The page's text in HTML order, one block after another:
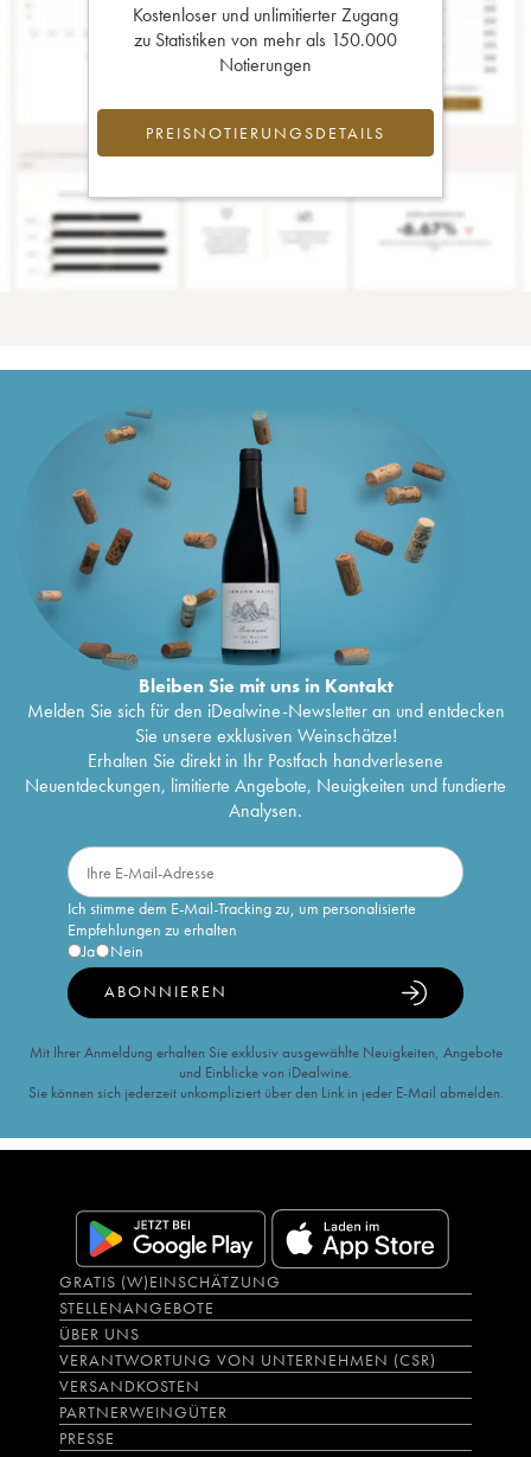
Kostenloser und unlimitierter Zugang
zu Statistiken von mehr als 150.000
Notierungen
PREISNOTIERUNGSDETAILS
Bleiben Sie mit uns in Kontakt
Melden Sie sich für den iDealwine-Newsletter an und entdecken
Sie unsere exklusiven Weinschätze!
Erhalten Sie direkt in Ihr Postfach handverlesene
Neuentdeckungen, limitierte Angebote, Neuigkeiten und fundierte
Analysen.
Ich stimme dem E-Mail-Tracking zu, um personalisierte
Empfehlungen zu erhalten
Ja
Nein
ABONNIEREN
Mit Ihrer Anmeldung erhalten Sie exklusiv ausgewählte Neuigkeiten, Angebote
und Einblicke von iDealwine.
Sie können sich jederzeit unkompliziert über den Link in jeder E-Mail abmelden.
GRATIS (W)EINSCHÄTZUNG
STELLENANGEBOTE
ÜBER UNS
VERANTWORTUNG VON UNTERNEHMEN (CSR)
VERSANDKOSTEN
PARTNERWEINGÜTER
PRESSE